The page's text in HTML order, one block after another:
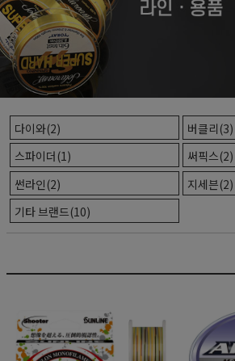
다이와(2)
버클리(3)
스파이더(1)
써픽스(2)
썬라인(2)
지세븐(2)
기타 브랜드(10)